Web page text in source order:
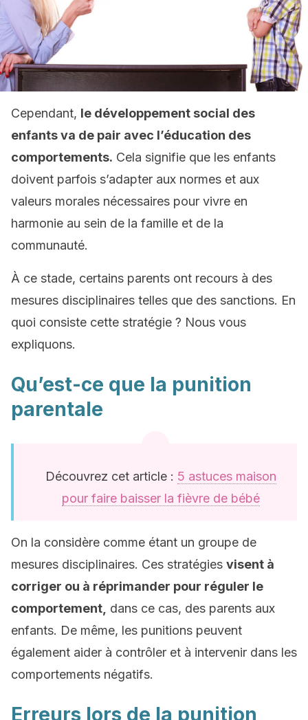
Cependant, le développement social des
enfants va de pair avec l’éducation des
comportements. Cela signifie que les enfants
doivent parfois s’adapter aux normes et aux
valeurs morales nécessaires pour vivre en
harmonie au sein de la famille et de la
communauté.
À ce stade, certains parents ont recours à des
mesures disciplinaires telles que des sanctions. En
quoi consiste cette stratégie ? Nous vous
expliquons.
Qu’est-ce que la punition
parentale
Découvrez cet article : 5 astuces maison
pour faire baisser la fièvre de bébé
On la considère comme étant un groupe de
mesures disciplinaires. Ces stratégies visent à
corriger ou à réprimander pour réguler le
comportement, dans ce cas, des parents aux
enfants. De même, les punitions peuvent
également aider à contrôler et à intervenir dans les
comportements négatifs.
Erreurs lors de la punition